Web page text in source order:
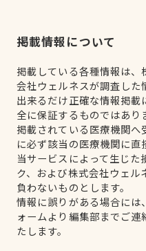
掲載情報について
掲載している各種情報は
会社ウェルネスが調査した
出来るだけ正確な情報掲
全に保証するものではあり
掲載されている医療機関
に必ず該当の医療機関に直
当サービスによって生じた
ク、および株式会社ウェ
負わないものとします。
情報に誤りがある場合に
ォームより編集部までご
たします。